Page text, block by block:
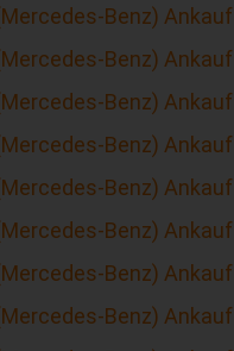
Benz) Ankauf
Benz) Ankauf
Benz) Ankauf
Benz) Ankauf
Benz) Ankauf
Benz) Ankauf
Benz) Ankauf
Benz) Ankauf